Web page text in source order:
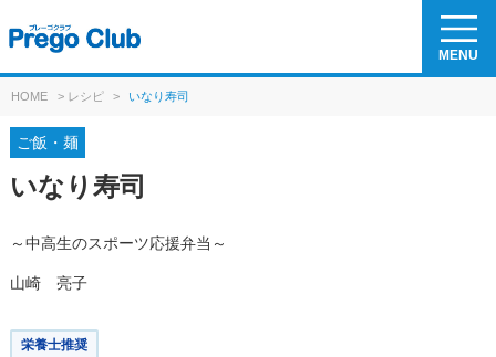
MENU
HOME > レシピ > いなり寿司
ご飯・麺
いなり寿司
～中高生のスポーツ応援弁当～
山崎 亮子
栄養士推奨